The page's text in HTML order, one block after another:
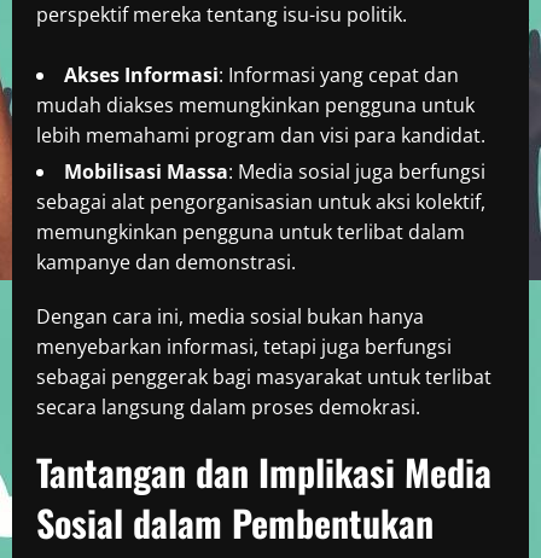
perspektif mereka tentang isu-isu politik.
Akses Informasi: Informasi yang cepat dan
mudah diakses memungkinkan pengguna untuk
lebih memahami program dan visi para kandidat.
Mobilisasi Massa: Media sosial juga berfungsi
sebagai alat pengorganisasian untuk aksi kolektif,
memungkinkan pengguna untuk terlibat dalam
kampanye dan demonstrasi.
Dengan cara ini, media sosial bukan hanya
menyebarkan informasi, tetapi juga berfungsi
sebagai penggerak bagi masyarakat untuk terlibat
secara langsung dalam proses demokrasi.
Tantangan dan Implikasi Media
Sosial dalam Pembentukan